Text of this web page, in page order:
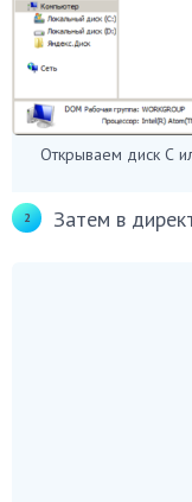
Открываем диск С
Затем в